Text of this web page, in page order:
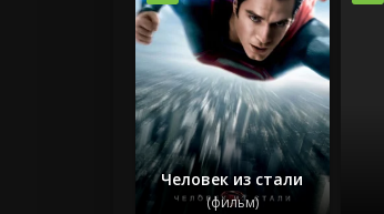
Человек из стали
(фильм)